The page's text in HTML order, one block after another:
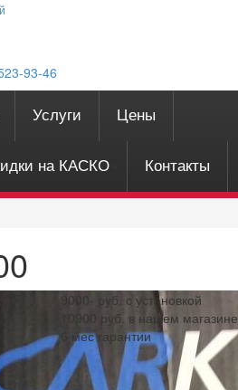
93-46
Услуги Цены
на КАСКО Контакты
9000- руб. с установкой
10900 руб. в нашем магазине
6 мес гарантии